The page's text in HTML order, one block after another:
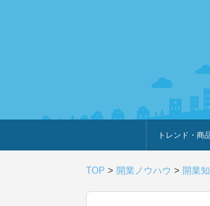
トレンド・商
トレンド・特
人気ランキン
出展企業のお
商品体験・レ
暮らしの提案
TOP > 開業ノウハウ > 開業